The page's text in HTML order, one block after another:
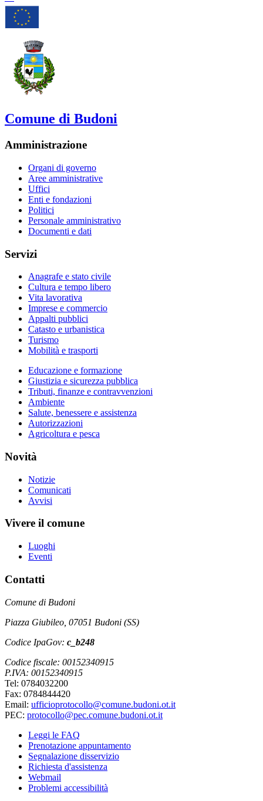
Comune di Budoni
Amministrazione
Organi di governo
Aree amministrative
Uffici
Enti e fondazioni
Politici
Personale amministrativo
Documenti e dati
Servizi
Anagrafe e stato civile
Cultura e tempo libero
Vita lavorativa
Imprese e commercio
Appalti pubblici
Catasto e urbanistica
Turismo
Mobilità e trasporti
Educazione e formazione
Giustizia e sicurezza pubblica
Tributi, finanze e contravvenzioni
Ambiente
Salute, benessere e assistenza
Autorizzazioni
Agricoltura e pesca
Novità
Notizie
Comunicati
Avvisi
Vivere il comune
Luoghi
Eventi
Contatti
Comune di Budoni
Piazza Giubileo, 07051 Budoni (SS)
Codice IpaGov: c_b248
Codice fiscale: 00152340915
P.IVA: 00152340915
Tel: 0784032200
Fax: 0784844420
Email: ufficioprotocollo@comune.budoni.ot.it
PEC: protocollo@pec.comune.budoni.ot.it
Leggi le FAQ
Prenotazione appuntamento
Segnalazione disservizio
Richiesta d'assistenza
Webmail
Problemi accessibilità